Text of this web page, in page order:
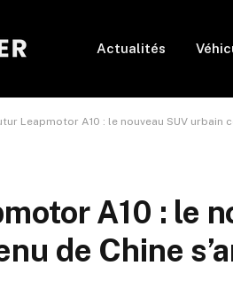
Actualités
Leapmotor A10 : le nouveau SUV urbain
A10 : le
de Chine